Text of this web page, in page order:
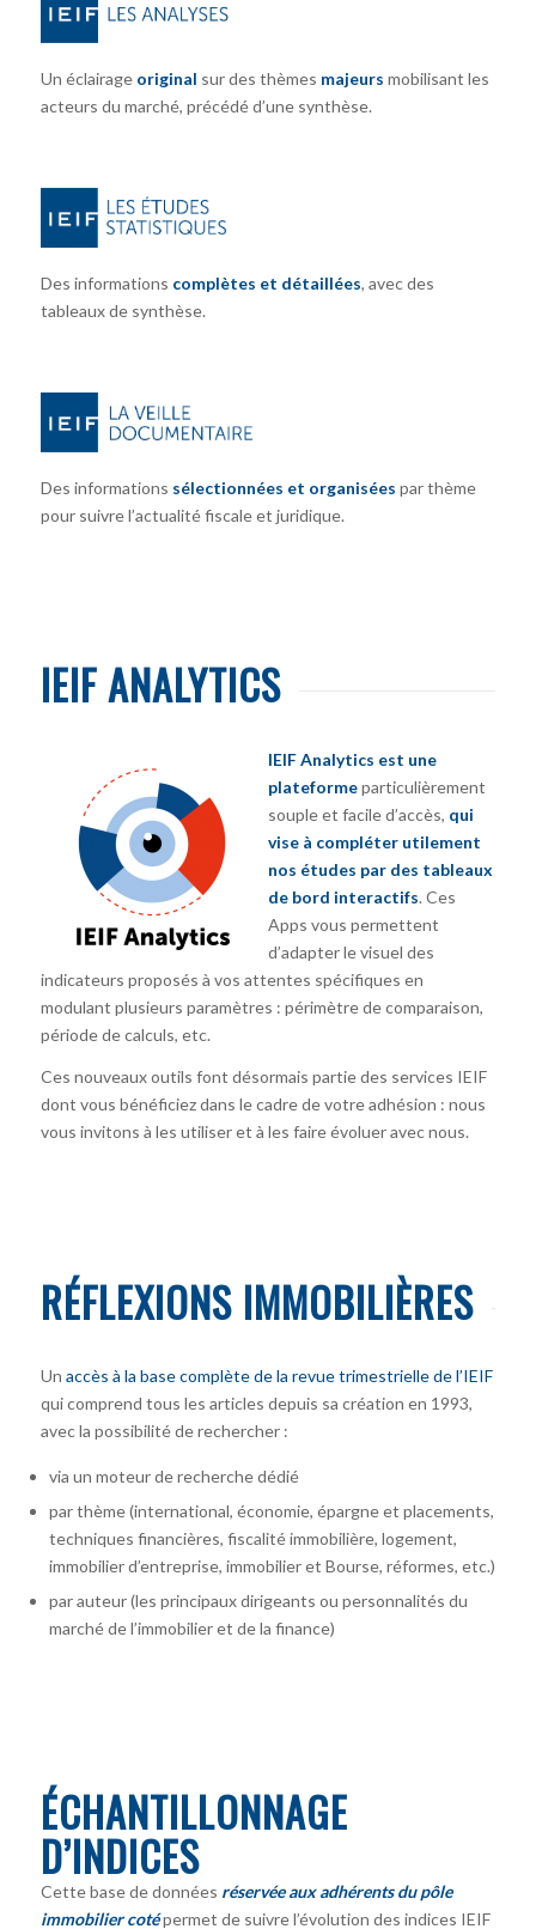
Un éclairage original sur des thèmes majeurs mobilisant les
acteurs du marché, précédé d’une synthèse.
Des informations complètes et détaillées, avec des
tableaux de synthèse.
Des informations sélectionnées et organisées par thème
pour suivre l’actualité fiscale et juridique.
IEIF ANALYTICS
IEIF Analytics est une
plateformeparticulièrement
souple et facile d’accès, qui
vise à compléter utilement
nos études par des tableaux
de bord interactifs. Ces
Apps vous permettent
d’adapter le visuel des
indicateurs proposés à vos attentes spécifiques en
modulant plusieurs paramètres : périmètre de comparaison,
période de calculs, etc.
Ces nouveaux outils font désormais partie des services IEIF
dont vous bénéficiez dans le cadre de votre adhésion : nous
vous invitons à les utiliser et à les faire évoluer avec nous.
RÉFLEXIONS IMMOBILIÈRES
Un accès à la base complète de la revue trimestrielle de l’IEIF
qui comprend tous les articles depuis sa création en 1993,
avec la possibilité de rechercher :
via un moteur de recherche dédié
par thème (international, économie, épargne et placements,
techniques financières, fiscalité immobilière, logement,
immobilier d’entreprise, immobilier et Bourse, réformes, etc.)
par auteur (les principaux dirigeants ou personnalités du
marché de l’immobilier et de la finance)
ÉCHANTILLONNAGE
D’INDICES
Cette base de données réservée aux adhérents du pôle
immobilier coté permet de suivre l’évolution des indices IEIF